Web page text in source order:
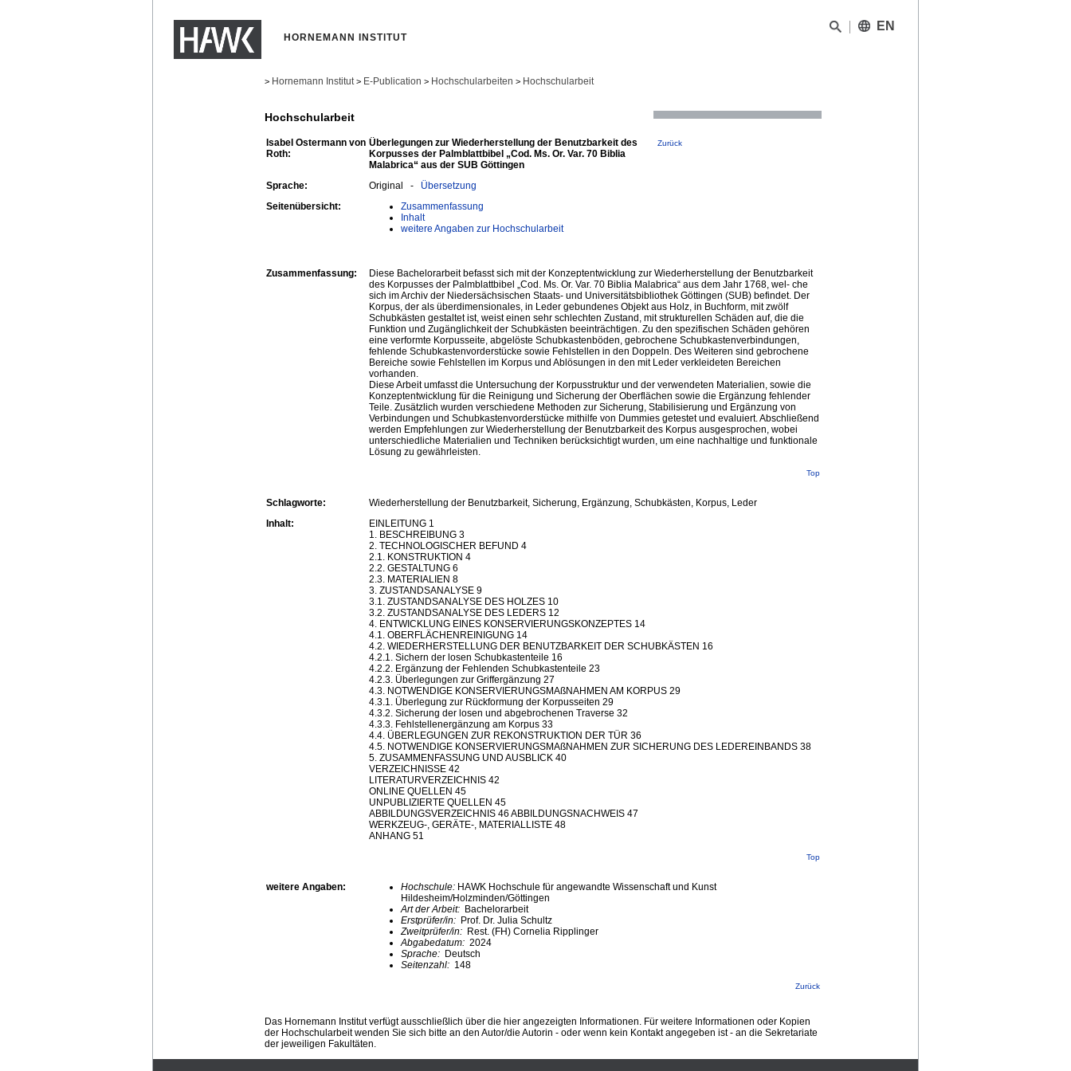
HORNEMANN INSTITUT
EN
> Hornemann Institut > E-Publication > Hochschularbeiten > Hochschularbeit
Hochschularbeit
Isabel Ostermann von
Roth:
Überlegungen zur Wiederherstellung der Benutzbarkeit des
Korpusses der Palmblattbibel „Cod. Ms. Or. Var. 70 Biblia
Malabrica“ aus der SUB Göttingen
Zurück
Sprache: Original - Übersetzung
Seitenübersicht:
Zusammenfassung
Inhalt
weitere Angaben zur Hochschularbeit
Zusammenfassung:
Diese Bachelorarbeit befasst sich mit der Konzeptentwicklung zur Wiederherstellung der Benutzbarkeit
des Korpusses der Palmblattbibel „Cod. Ms. Or. Var. 70 Biblia Malabrica“ aus dem Jahr 1768, wel- che
sich im Archiv der Niedersächsischen Staats- und Universitätsbibliothek Göttingen (SUB) befindet. Der
Korpus, der als überdimensionales, in Leder gebundenes Objekt aus Holz, in Buchform, mit zwölf
Schubkästen gestaltet ist, weist einen sehr schlechten Zustand, mit strukturellen Schäden auf, die die
Funktion und Zugänglichkeit der Schubkästen beeinträchtigen. Zu den spezifischen Schäden gehören
eine verformte Korpusseite, abgelöste Schubkastenböden, gebrochene Schubkastenverbindungen,
fehlende Schubkastenvorderstücke sowie Fehlstellen in den Doppeln. Des Weiteren sind gebrochene
Bereiche sowie Fehlstellen im Korpus und Ablösungen in den mit Leder verkleideten Bereichen
vorhanden.
Diese Arbeit umfasst die Untersuchung der Korpusstruktur und der verwendeten Materialien, sowie die
Konzeptentwicklung für die Reinigung und Sicherung der Oberflächen sowie die Ergänzung fehlender
Teile. Zusätzlich wurden verschiedene Methoden zur Sicherung, Stabilisierung und Ergänzung von
Verbindungen und Schubkastenvorderstücke mithilfe von Dummies getestet und evaluiert. Abschließend
werden Empfehlungen zur Wiederherstellung der Benutzbarkeit des Korpus ausgesprochen, wobei
unterschiedliche Materialien und Techniken berücksichtigt wurden, um eine nachhaltige und funktionale
Lösung zu gewährleisten.
Top
Schlagworte:
Wiederherstellung der Benutzbarkeit, Sicherung, Ergänzung, Schubkästen, Korpus, Leder
Inhalt:
EINLEITUNG 1
1. BESCHREIBUNG 3
2. TECHNOLOGISCHER BEFUND 4
2.1. KONSTRUKTION 4
2.2. GESTALTUNG 6
2.3. MATERIALIEN 8
3. ZUSTANDSANALYSE 9
3.1. ZUSTANDSANALYSE DES HOLZES 10
3.2. ZUSTANDSANALYSE DES LEDERS 12
4. ENTWICKLUNG EINES KONSERVIERUNGSKONZEPTES 14
4.1. OBERFLÄCHENREINIGUNG 14
4.2. WIEDERHERSTELLUNG DER BENUTZBARKEIT DER SCHUBKÄSTEN 16
4.2.1. Sichern der losen Schubkastenteile 16
4.2.2. Ergänzung der Fehlenden Schubkastenteile 23
4.2.3. Überlegungen zur Griffergänzung 27
4.3. NOTWENDIGE KONSERVIERUNGSMAßNAHMEN AM KORPUS 29
4.3.1. Überlegung zur Rückformung der Korpusseiten 29
4.3.2. Sicherung der losen und abgebrochenen Traverse 32
4.3.3. Fehlstellenergänzung am Korpus 33
4.4. ÜBERLEGUNGEN ZUR REKONSTRUKTION DER TÜR 36
4.5. NOTWENDIGE KONSERVIERUNGSMAßNAHMEN ZUR SICHERUNG DES LEDEREINBANDS 38
5. ZUSAMMENFASSUNG UND AUSBLICK 40
VERZEICHNISSE 42
LITERATURVERZEICHNIS 42
ONLINE QUELLEN 45
UNPUBLIZIERTE QUELLEN 45
ABBILDUNGSVERZEICHNIS 46 ABBILDUNGSNACHWEIS 47
WERKZEUG-, GERÄTE-, MATERIALLISTE 48
ANHANG 51
Top
weitere Angaben: Hochschule: HAWK Hochschule für angewandte Wissenschaft und Kunst
Hildesheim/Holzminden/Göttingen
Art der Arbeit: Bachelorarbeit
Erstprüfer/in: Prof. Dr. Julia Schultz
Zweitprüfer/in: Rest. (FH) Cornelia Ripplinger
Abgabedatum: 2024
Sprache: Deutsch
Seitenzahl: 148
Zurück
Das Hornemann Institut verfügt ausschließlich über die hier angezeigten Informationen. Für weitere Informationen oder Kopien
der Hochschularbeit wenden Sie sich bitte an den Autor/die Autorin - oder wenn kein Kontakt angegeben ist - an die Sekretariate
der jeweiligen Fakultäten.